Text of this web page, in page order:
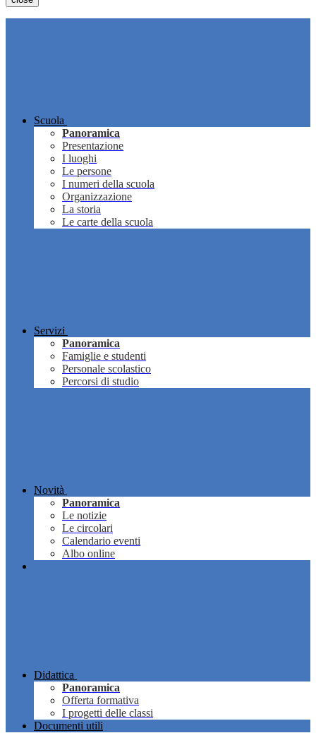
Scuola
Panoramica
Presentazione
I luoghi
Le persone
I numeri della scuola
Organizzazione
La storia
Le carte della scuola
Servizi
Panoramica
Famiglie e studenti
Personale scolastico
Percorsi di studio
Novità
Panoramica
Le notizie
Le circolari
Calendario eventi
Albo online
Didattica
Panoramica
Offerta formativa
I progetti delle classi
Documenti utili